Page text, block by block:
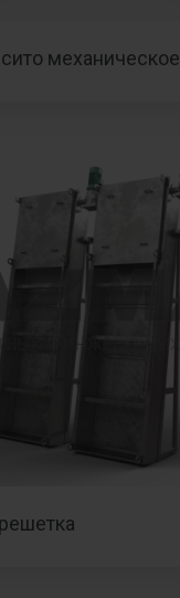
механическое